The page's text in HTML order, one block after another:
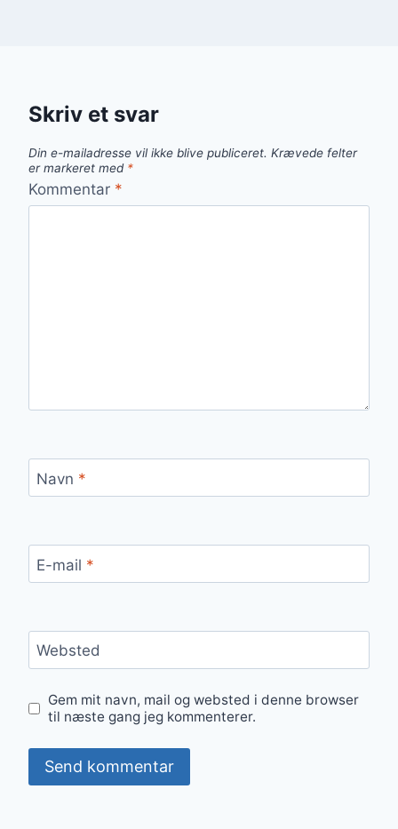
Skriv et svar
Din e-mailadresse vil ikke blive publiceret. Krævede felter
er markeret med *
Kommentar *
Navn *
E-mail *
Websted
Gem mit navn, mail og websted i denne browser
til næste gang jeg kommenterer.